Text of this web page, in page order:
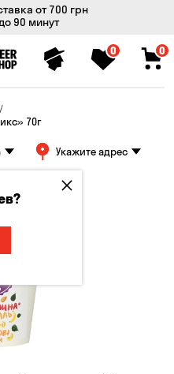
от 700 грн
90 минут
0 0
70г
Укажите адрес